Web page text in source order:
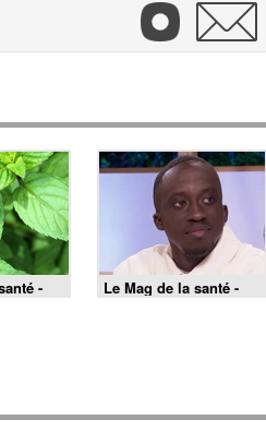
- Le Mag de la santé -
16/06/2026